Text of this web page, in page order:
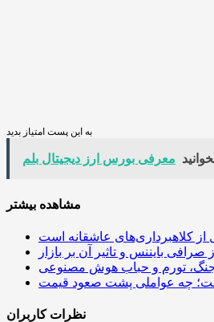
به این پست امتیاز بدید
مشاهده بیشتر
جنگ، تورم و حباب هوش مصنوعی
نظرات کاربران